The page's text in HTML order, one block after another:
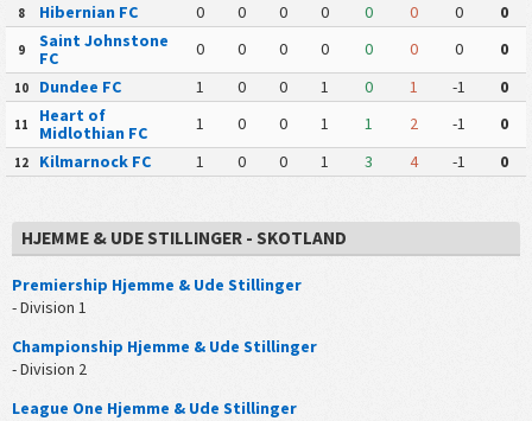
8 Hibernian FC 0 0 0 0 0 0 0 0
9
Saint Johnstone
FC
0 0 0 0 0 0 0 0
10 Dundee FC 1 0 0 1 0 1 -1 0
11
Heart of
Midlothian FC
1 0 0 1 1 2 -1 0
12 Kilmarnock FC 1 0 0 1 3 4 -1 0
HJEMME & UDE STILLINGER - SKOTLAND
Premiership Hjemme & Ude Stillinger
- Division 1
Championship Hjemme & Ude Stillinger
- Division 2
League One Hjemme & Ude Stillinger